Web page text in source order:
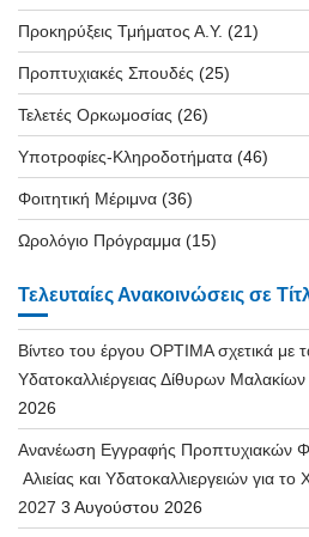
Προκηρύξεις Τμήματος Α.Υ. (21)
Προπτυχιακές Σπουδές (25)
Τελετές Ορκωμοσίας (26)
Υποτροφίες-Κληροδοτήματα (46)
Φοιτητική Μέριμνα (36)
Ωρολόγιο Πρόγραμμα (15)
Τελευταίες Ανακοινώσεις σε
Βίντεο του έργου OPTIMA σχετικά με
Υδατοκαλλιέργειας Δίθυρων
2026
Ανανέωση Εγγραφής Προπτυχιακών
Αλιείας και Υδατοκαλλιεργειών για
2027 3 Αυγούστου 2026